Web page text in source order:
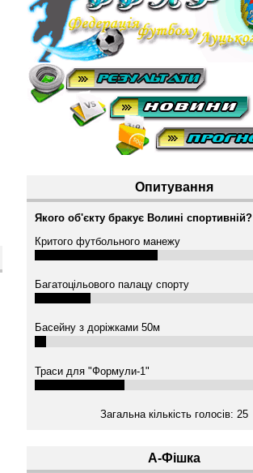
Опитування
Якого об'єкту бракує Волині спортивній?
Критого футбольного манежу
Багатоцільового палацу спорту
Басейну з доріжками 50м
Траси для "Формули-1"
Загальна кількість голосів: 25
А-Фішка